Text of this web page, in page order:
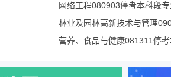
网络工程080903停考本科段
林业及园林高新技术与管理
营养、食品与健康081311停